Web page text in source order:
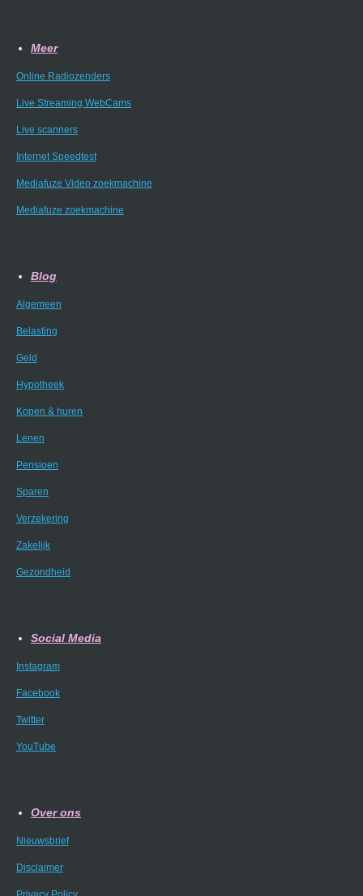
Meer
Online Radiozenders
Live Streaming WebCams
Live scanners
Internet Speedtest
Mediafuze Video zoekmachine
Mediafuze zoekmachine
Blog
Algemeen
Belasting
Geld
Hypotheek
Kopen & huren
Lenen
Pensioen
Sparen
Verzekering
Zakelijk
Gezondheid
Social Media
Instagram
Facebook
Twitter
YouTube
Over ons
Nieuwsbrief
Disclaimer